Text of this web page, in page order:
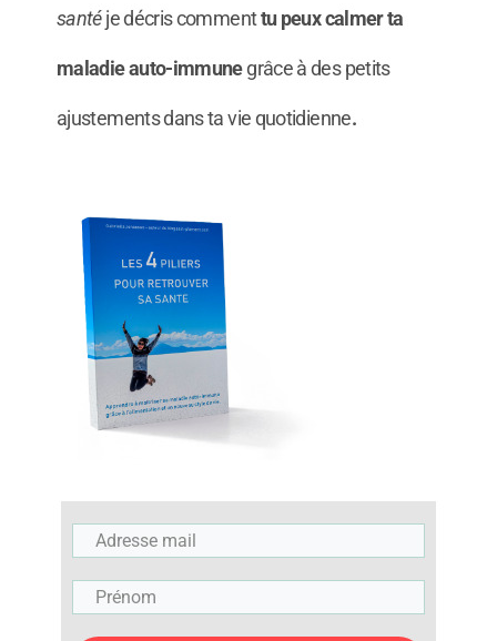
santéje décris commenttu peux calmer ta
maladie auto-immunegrâce à des petits
ajustements dans ta vie quotidienne.